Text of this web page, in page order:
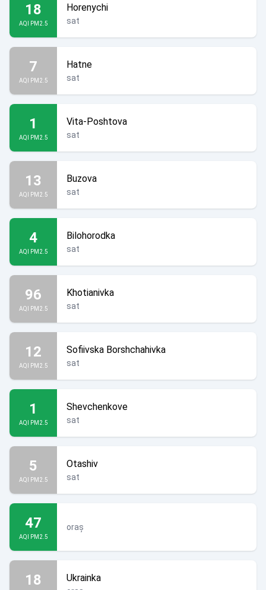
18
AQI PM2.5
Horenychi
sat
7
AQI PM2.5
Hatne
sat
1
AQI PM2.5
Vita-Poshtova
sat
13
AQI PM2.5
Buzova
sat
4
AQI PM2.5
Bilohorodka
sat
96
AQI PM2.5
Khotianivka
sat
12
AQI PM2.5
Sofiivska Borshchahivka
sat
1
AQI PM2.5
Shevchenkove
sat
5
AQI PM2.5
Otashiv
sat
47
AQI PM2.5
oraș
18 Ukrainka